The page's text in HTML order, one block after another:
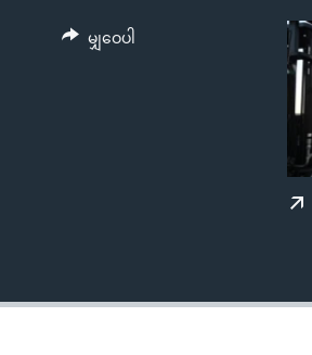
ရန်
မကြေးမုံရဲ့ အင်္ဂလိပ်စာ
ရေဒီယို
ရေဒီယိုနှင့်ရုပ်သံ အချက်အလက်များ
မျှဝေပါ